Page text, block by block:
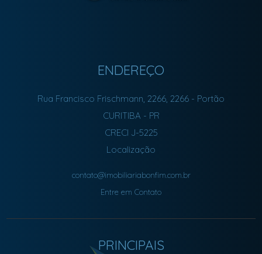
ENDEREÇO
Rua Francisco Frischmann, 2266, 2266 - Portão
CURITIBA - PR
CRECI J-5225
Localização
contato@imobiliariabonfim.com.br
Entre em Contato
PRINCIPAIS